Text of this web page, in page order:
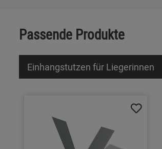
Passende Produkte
Einhangstutzen für Liegerinnen